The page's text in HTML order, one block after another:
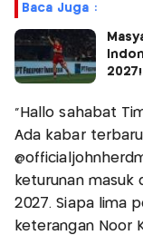
Baca Juga :
2027!
"Hallo sahabat
Ada kabar
keturunan masuk
2027. Siapa lima
keterangan Noor